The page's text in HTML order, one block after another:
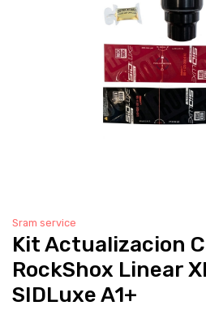
Sram service
Kit Actualizacion
RockShox Linear
SIDLuxe A1+